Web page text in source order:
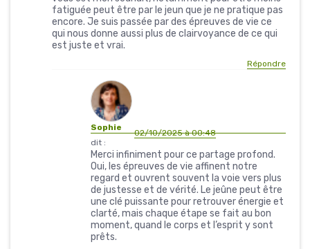
fatiguée peut être par le jeun que je ne pratique pas
encore. Je suis passée par des épreuves de vie ce
qui nous donne aussi plus de clairvoyance de ce qui
est juste et vrai.
Répondre
Sophie
dit :
02/10/2025 à 00:48
Merci infiniment pour ce partage profond.
Oui, les épreuves de vie affinent notre
regard et ouvrent souvent la voie vers plus
de justesse et de vérité. Le jeûne peut être
une clé puissante pour retrouver énergie et
clarté, mais chaque étape se fait au bon
moment, quand le corps et l’esprit y sont
prêts.